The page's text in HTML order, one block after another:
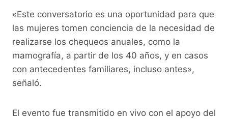
«Este conversatorio es una oportunidad para que
las mujeres tomen conciencia de la necesidad de
realizarse los chequeos anuales, como la
mamografía, a partir de los 40 años, y en casos
con antecedentes familiares, incluso antes»,
señaló.
El evento fue transmitido en vivo con el apoyo del